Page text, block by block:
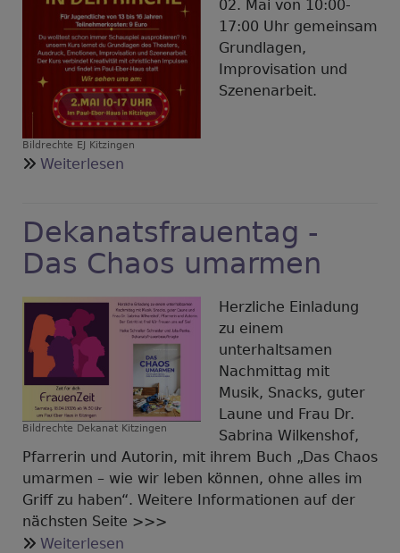
Bildrechte EJ Kitzingen
02. Mai von 10:00-
17:00 Uhr gemeinsam
Grundlagen,
Improvisation und
Szenenarbeit.
Weiterlesen
für
Dekanatsfrauentag -
Das Chaos umarmen
Bildrechte Dekanat Kitzingen
Herzliche Einladung
zu einem
unterhaltsamen
Nachmittag mit
Musik, Snacks, guter
Laune und Frau Dr.
Sabrina Wilkenshof,
Pfarrerin und Autorin, mit ihrem Buch „Das Chaos
umarmen – wie wir leben können, ohne alles im
Griff zu haben“. Weitere Informationen auf der
nächsten Seite >>>
Weiterlesen